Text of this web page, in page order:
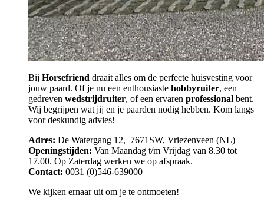
Bij Horsefriend draait alles om de perfecte huisvesting voor
jouw paard. Of je nu een enthousiaste hobbyruiter, een
gedreven wedstrijdruiter, of een ervaren professional bent.
Wij begrijpen wat jij en je paarden nodig hebben. Kom langs
voor deskundig advies!
Adres: De Watergang 12, 7671SW, Vriezenveen (NL)
Openingstijden: Van Maandag t/m Vrijdag van 8.30 tot
17.00. Op Zaterdag werken we op afspraak.
Contact: 0031 (0)546-639000
We kijken ernaar uit om je te ontmoeten!